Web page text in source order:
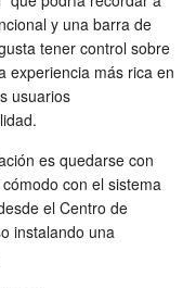
y una barra de
tener control sobre
experiencia más rica en
usuarios
es quedarse con
con el sistema
el Centro de
instalando una